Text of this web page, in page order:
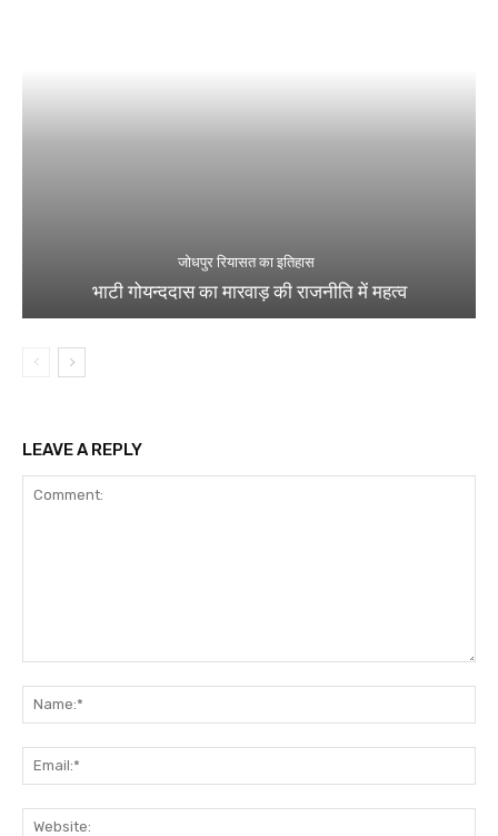
जोधपुर रियासत का इतिहास
भाटी गोयन्ददास का मारवाड़ की राजनीति में महत्व
LEAVE A REPLY